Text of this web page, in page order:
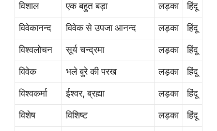
विशाल
एक बहुत बड़ा लड़का
हिंदू
विवेकानन्द
विवेक से उपजा आनन्द लड़का
हिंदू
विश्वलोचन
सूर्य चन्द्रमा लड़का
हिंदू
विवेक
भले बुरे की परख लड़का
हिंदू
विश्वकर्मा
ईश्वर, ब्रह्मा लड़का
हिंदू
विशेष
विशिष्ट लड़का
हिंदू